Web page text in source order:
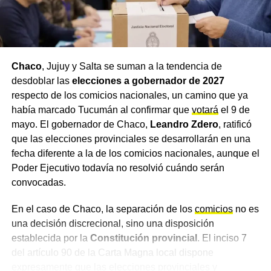
Facebook
Instagram
Tik Tok
YouTube
TEMAS RELACIONADOS AXEL KICILLOF
MÁXIMO KIRCHNER
PJ BONAERENSE
Trump presentó su nuevo Consejo de la Paz con
Milei como protagonista
NOTICIAS
Impacto en Suiza: Milei en Davos 2026 sacudió al
mundo con una frase categórica
Chaco, Jujuy y Salta se suman a la tendencia de
desdoblar las elecciones a gobernador de 2027
respecto de los comicios nacionales, un camino que ya
había marcado Tucumán al confirmar que votará el 9 de
mayo. El gobernador de Chaco, Leandro Zdero, ratificó
que las elecciones provinciales se desarrollarán en una
fecha diferente a la de los comicios nacionales, aunque el
Poder Ejecutivo todavía no resolvió cuándo serán
convocadas.
En el caso de Chaco, la separación de los comiciosno es
una decisión discrecional, sino una disposición
establecida por la Constitución provincial. El inciso 7
del artículo 90 de la Carta Magna local dispone